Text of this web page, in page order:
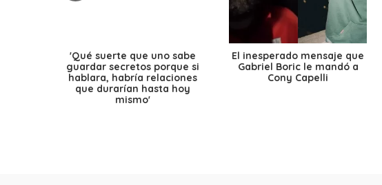
'Qué suerte que uno sabe
guardar secretos porque si
hablara, habría relaciones
que durarían hasta hoy
mismo'
El inesperado mensaje que
Gabriel Boric le mandó a
Cony Capelli